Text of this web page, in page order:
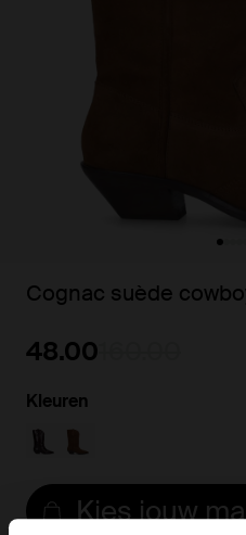
Cognac suède
48.00
Kleuren
Kies jouw